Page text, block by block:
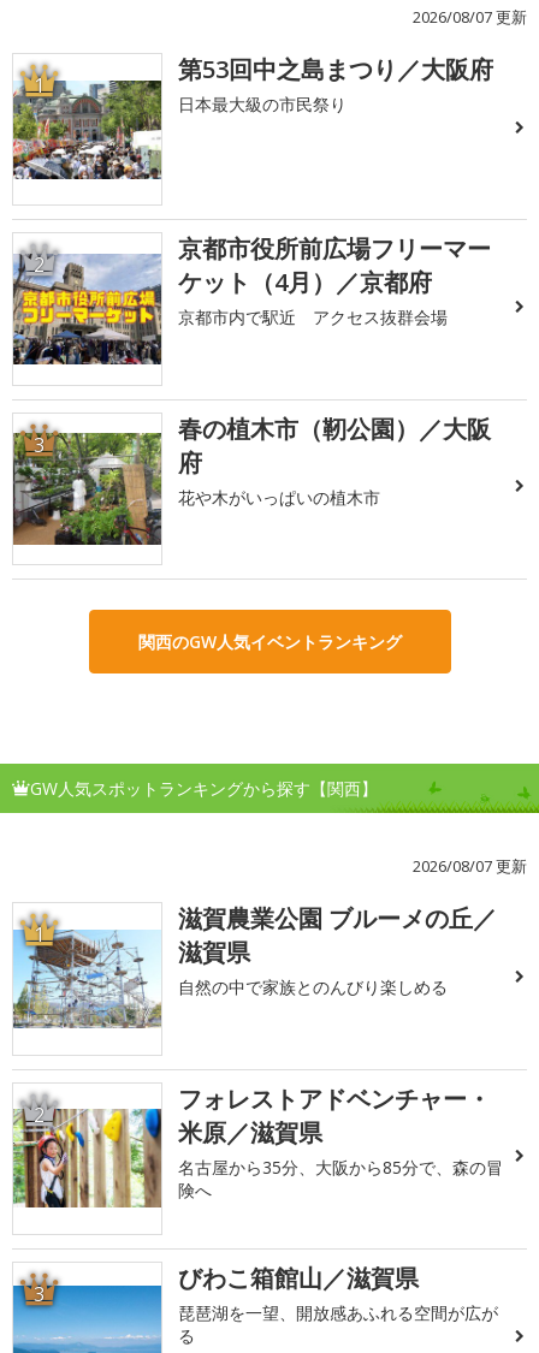
2026/08/07 更新
1 第53回中之島まつり／大阪府
日本最大級の市民祭り
2
京都市役所前広場フリーマー
ケット（4月）／京都府
京都市内で駅近 アクセス抜群会場
3
春の植木市（靭公園）／大阪
府
花や木がいっぱいの植木市
関西のGW人気イベントランキング
GW人気スポットランキングから探す【関西】
2026/08/07 更新
1
滋賀農業公園 ブルーメの丘／
滋賀県
自然の中で家族とのんびり楽しめる
2
フォレストアドベンチャー・
米原／滋賀県
名古屋から35分、大阪から85分で、森の冒
険へ
3 びわこ箱館山／滋賀県
琵琶湖を一望、開放感あふれる空間が広が
る